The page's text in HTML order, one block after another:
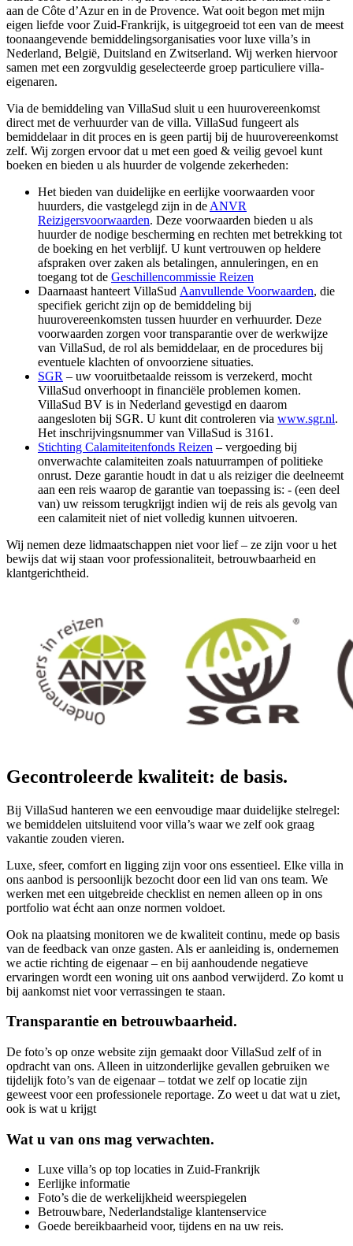
aan de Côte d’Azur en in de Provence. Wat ooit begon met mijn
eigen liefde voor Zuid-Frankrijk, is uitgegroeid tot een van de meest
toonaangevende bemiddelingsorganisaties voor luxe villa’s in
Nederland, België, Duitsland en Zwitserland. Wij werken hiervoor
samen met een zorgvuldig geselecteerde groep particuliere villa-
eigenaren.
Via de bemiddeling van VillaSud sluit u een huurovereenkomst
direct met de verhuurder van de villa. VillaSud fungeert als
bemiddelaar in dit proces en is geen partij bij de huurovereenkomst
zelf. Wij zorgen ervoor dat u met een goed & veilig gevoel kunt
boeken en bieden u als huurder de volgende zekerheden:
Het bieden van duidelijke en eerlijke voorwaarden voor
huurders, die vastgelegd zijn in de ANVR
Reizigersvoorwaarden. Deze voorwaarden bieden u als
huurder de nodige bescherming en rechten met betrekking tot
de boeking en het verblijf. U kunt vertrouwen op heldere
afspraken over zaken als betalingen, annuleringen, en en
toegang tot de Geschillencommissie Reizen
Daarnaast hanteert VillaSud Aanvullende Voorwaarden, die
specifiek gericht zijn op de bemiddeling bij
huurovereenkomsten tussen huurder en verhuurder. Deze
voorwaarden zorgen voor transparantie over de werkwijze
van VillaSud, de rol als bemiddelaar, en de procedures bij
eventuele klachten of onvoorziene situaties.
SGR – uw vooruitbetaalde reissom is verzekerd, mocht
VillaSud onverhoopt in financiële problemen komen.
VillaSud BV is in Nederland gevestigd en daarom
aangesloten bij SGR. U kunt dit controleren via www.sgr.nl.
Het inschrijvingsnummer van VillaSud is 3161.
Stichting Calamiteitenfonds Reizen – vergoeding bij
onverwachte calamiteiten zoals natuurrampen of politieke
onrust. Deze garantie houdt in dat u als reiziger die deelneemt
aan een reis waarop de garantie van toepassing is: - (een deel
van) uw reissom terugkrijgt indien wij de reis als gevolg van
een calamiteit niet of niet volledig kunnen uitvoeren.
Wij nemen deze lidmaatschappen niet voor lief – ze zijn voor u het
bewijs dat wij staan voor professionaliteit, betrouwbaarheid en
klantgerichtheid.
Gecontroleerde kwaliteit: de basis.
Bij VillaSud hanteren we een eenvoudige maar duidelijke stelregel:
we bemiddelen uitsluitend voor villa’s waar we zelf ook graag
vakantie zouden vieren.
Luxe, sfeer, comfort en ligging zijn voor ons essentieel. Elke villa in
ons aanbod is persoonlijk bezocht door een lid van ons team. We
werken met een uitgebreide checklist en nemen alleen op in ons
portfolio wat écht aan onze normen voldoet.
Ook na plaatsing monitoren we de kwaliteit continu, mede op basis
van de feedback van onze gasten. Als er aanleiding is, ondernemen
we actie richting de eigenaar – en bij aanhoudende negatieve
ervaringen wordt een woning uit ons aanbod verwijderd. Zo komt u
bij aankomst niet voor verrassingen te staan.
Transparantie en betrouwbaarheid.
De foto’s op onze website zijn gemaakt door VillaSud zelf of in
opdracht van ons. Alleen in uitzonderlijke gevallen gebruiken we
tijdelijk foto’s van de eigenaar – totdat we zelf op locatie zijn
geweest voor een professionele reportage. Zo weet u dat wat u ziet,
ook is wat u krijgt
Wat u van ons mag verwachten.
Luxe villa’s op top locaties in Zuid-Frankrijk
Eerlijke informatie
Foto’s die de werkelijkheid weerspiegelen
Betrouwbare, Nederlandstalige klantenservice
Goede bereikbaarheid voor, tijdens en na uw reis.